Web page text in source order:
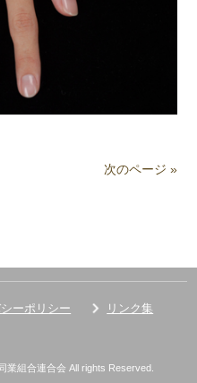
次のページ »
ーポリシー
リンク集
組合連合会 All rights Reserved.